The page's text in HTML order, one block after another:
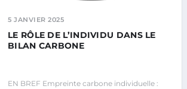
5 JANVIER 2025
LE RÔLE DE L’INDIVIDU DANS LE
BILAN CARBONE
EN BREF Empreinte carbone individuelle :